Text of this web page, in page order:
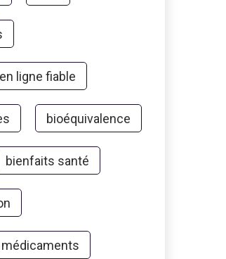
ligne fiable
bioéquivalence
bienfaits santé